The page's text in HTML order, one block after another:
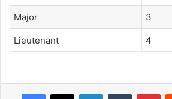
Major 3
Lieutenant 4
Facebook
X LinkedInTumblr